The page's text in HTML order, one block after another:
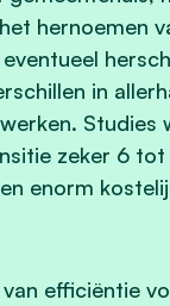
hernoemen
in
Studies
zeker 6 tot
enorm
efficiëntie